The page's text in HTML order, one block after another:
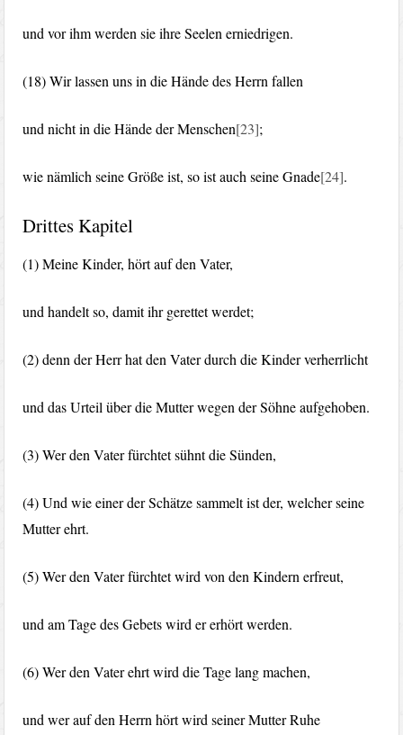
und vor ihm werden sie ihre Seelen erniedrigen.
(18) Wir lassen uns in die Hände des Herrn fallen
und nicht in die Hände der Menschen[23];
wie nämlich seine Größe ist, so ist auch seine Gnade[24].
Drittes Kapitel
(1) Meine Kinder, hört auf den Vater,
und handelt so, damit ihr gerettet werdet;
(2) denn der Herr hat den Vater durch die Kinder verherrlicht
und das Urteil über die Mutter wegen der Söhne aufgehoben.
(3) Wer den Vater fürchtet sühnt die Sünden,
(4) Und wie einer der Schätze sammelt ist der, welcher seine
Mutter ehrt.
(5) Wer den Vater fürchtet wird von den Kindern erfreut,
und am Tage des Gebets wird er erhört werden.
(6) Wer den Vater ehrt wird die Tage lang machen,
und wer auf den Herrn hört wird seiner Mutter Ruhe